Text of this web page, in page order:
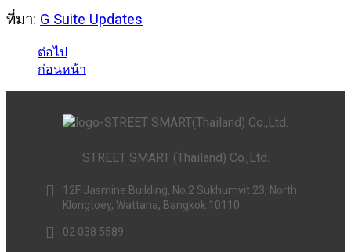
ที่มา: G Suite Updates
ต่อไป
ก่อนหน้า
STREET SMART (Thailand) Co.,Ltd.
12F Jasmine Building, No.2 Sukhumvit 23, North
Klongtoey, Wattana, Bangkok 10110
02 038 5589